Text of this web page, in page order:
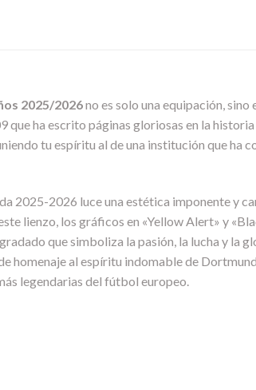
2025/2026no es solo una equipación,
ha escrito páginas gloriosas en la
tu espíritu al de una institución que ha
2025-2026 luce una estética imponente y
lienzo, los gráficos en «Yellow Alert» y
que simboliza la pasión, la lucha y la
homenaje al espíritu indomable de
legendarias del fútbol europeo.